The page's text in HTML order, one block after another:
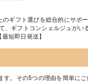
ギフト選びを総合的にサポ
ギフトコンシェルジュがい
短即日発送】
。その5つの理由を簡単にご